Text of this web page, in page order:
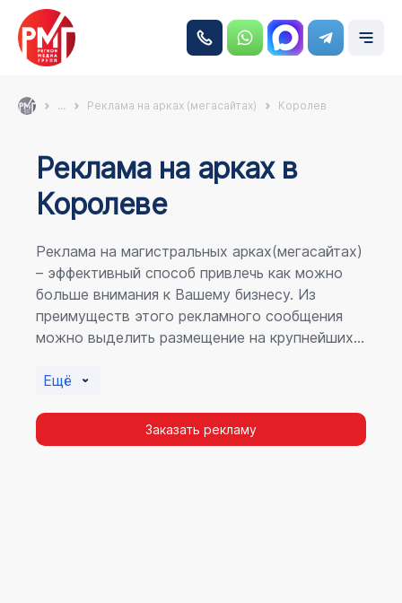
... Реклама на арках (мегасайтах) Королев
Реклама на аркаx в
Королеве
Реклама на магистральных арках(мегасайтах)
– эффективный способ привлечь как можно
больше внимания к Вашему бизнесу. Из
преимуществ этого рекламного сообщения
можно выделить размещение на крупнейших
пешеходному потоку расположение в прямой
повторных контактов.
Ещё
Заказать рекламу